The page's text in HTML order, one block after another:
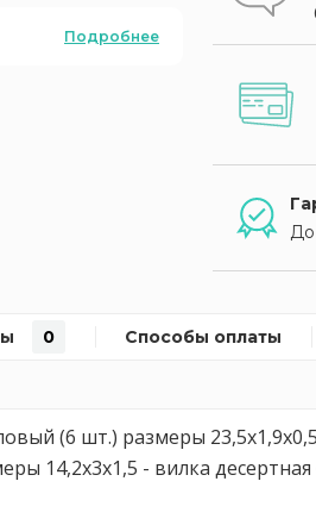
Подробнее
До
0 Способы оплаты
(6 шт.) размеры
14,2х3х1,5 - вилка